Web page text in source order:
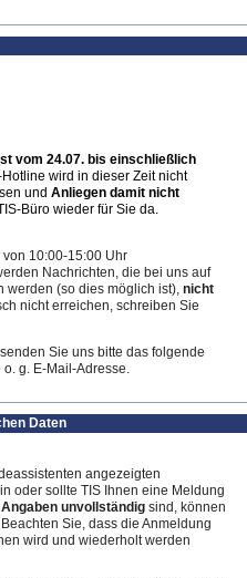
vom 24.07. bis einschließlich
Hotline wird in dieser Zeit nicht
und Anliegen damit nicht
Büro wieder für Sie da.
10:00-15:00 Uhr
Nachrichten, die bei uns auf
werden (so dies möglich ist), nicht
nicht erreichen, schreiben Sie
senden Sie uns bitte das folgende
g. E-Mail-Adresse.
Daten
angezeigten
oder sollte TIS Ihnen eine Meldung
unvollständig sind, können
Sie, dass die Anmeldung
wird und wiederholt werden